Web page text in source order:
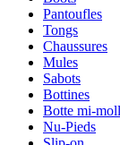
Pantoufles
Tongs
Chaussures
Mules
Sabots
Bottines
Botte mi-
Nu-Pieds